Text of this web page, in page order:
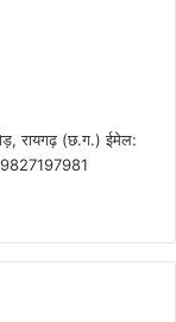
रायगढ़ (छ.ग.) ईमेल: